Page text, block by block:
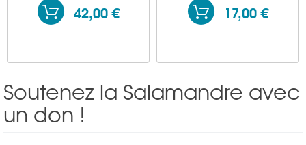
42,00 € 17,00 €
Soutenez la Salamandre avec
un don !